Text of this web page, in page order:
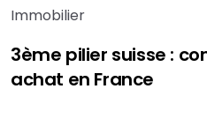
Immobilier
3ème pilier suisse :
achat en France